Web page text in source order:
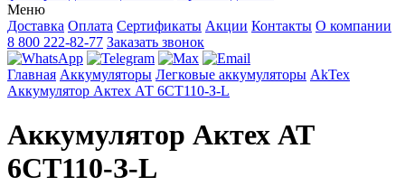
Меню
Доставка Оплата Сертификаты Акции Контакты О компании
8 800 222-82-77 Заказать звонок
Главная Аккумуляторы Легковые аккумуляторы AkTex
Аккумулятор Актех АТ 6СТ110-З-L
Аккумулятор Актех АТ
6СТ110-З-L